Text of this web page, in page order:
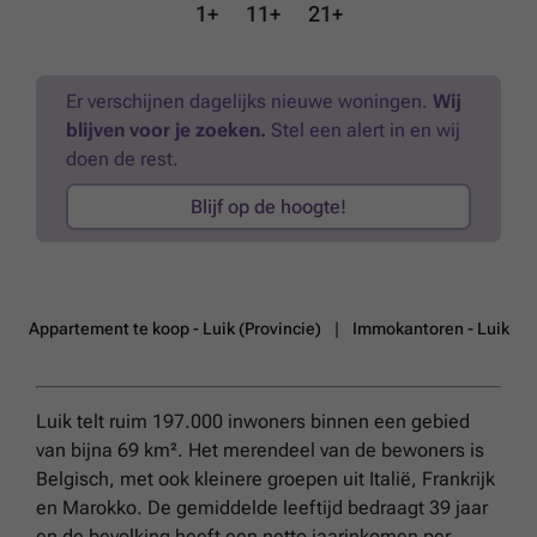
Twee extra terrassen, aan de voor- en achterzijde, maken deze unieke
ruimte compleet. Een exclusieve woning die design, comfort en
1+ 11+ 21+
Er verschijnen dagelijks nieuwe woningen. Wij
blijven voor je zoeken. Stel een alert in en wij
doen de rest.
Blijf op de hoogte!
Appartement te koop - Luik (Provincie) Immokantoren - Luik
Luik telt ruim 197.000 inwoners binnen een gebied
van bijna 69 km². Het merendeel van de bewoners is
Belgisch, met ook kleinere groepen uit Italië, Frankrijk
en Marokko. De gemiddelde leeftijd bedraagt 39 jaar